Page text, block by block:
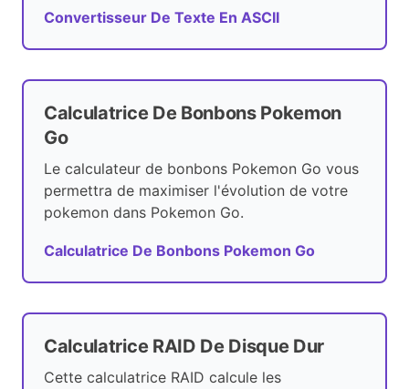
Convertisseur De Texte En ASCII
Calculatrice De Bonbons Pokemon
Go
Le calculateur de bonbons Pokemon Go vous
permettra de maximiser l'évolution de votre
pokemon dans Pokemon Go.
Calculatrice De Bonbons Pokemon Go
Calculatrice RAID De Disque Dur
Cette calculatrice RAID calcule les